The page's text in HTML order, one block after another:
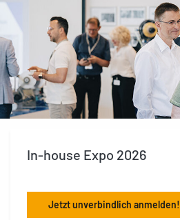
In-house Expo 2026
Jetzt unverbindlich anmelden!